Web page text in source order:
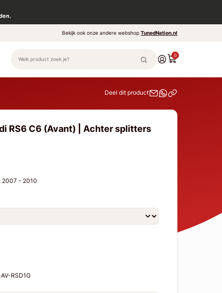
Bekijk ook onze andere webshopTunedNation.nl
0
Deel dit product
RS6 C6 (Avant) | Achter splitters
2007 - 2010
RSD1G